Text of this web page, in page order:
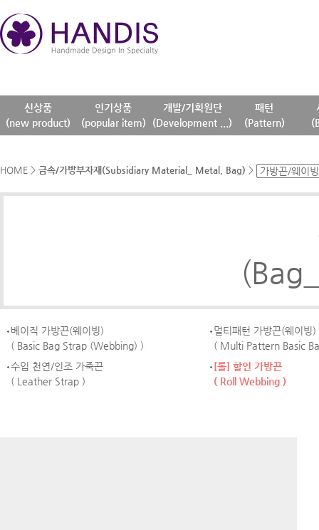
신상품
(new product)
인기상품
(popular item)
개발/기획원단
(Development ...)
패턴
(Pattern)
HOME > 금속/가방부자재(Subsidiary Material_ Metal, Bag) >
베이직 가방끈(웨이빙)
( Basic Bag Strap (Webbing) )
멀티패턴 가방끈(웨이빙)
( Multi Pattern Basic
수입 천연/인조 가죽끈
( Leather Strap )
[롤] 할인 가방끈
( Roll Webbing )